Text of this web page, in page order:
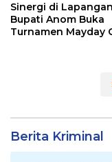
Sinergi di
Bupati Anom Buka
Turnamen Mayday
Berita Kriminal